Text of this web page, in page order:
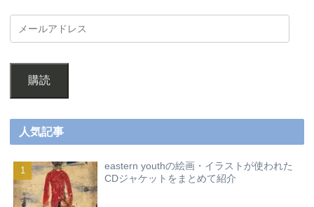
購読
人気記事
eastern youthの絵画・イラストが使われた
CDジャケットをまとめて紹介